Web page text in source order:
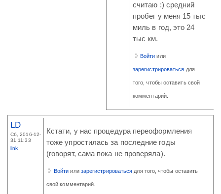
считаю :) средний
пробег у меня 15 тыс
миль в год, это 24
тыс км.
Войти или
зарегистрироваться для
того, чтобы оставить свой
комментарий.
LD
Сб, 2016-12-
31 11:33
link
Кстати, у нас процедура переоформления
тоже упростилась за последние годы
(говорят, сама пока не проверяла).
Войти или зарегистрироваться для того, чтобы оставить
свой комментарий.